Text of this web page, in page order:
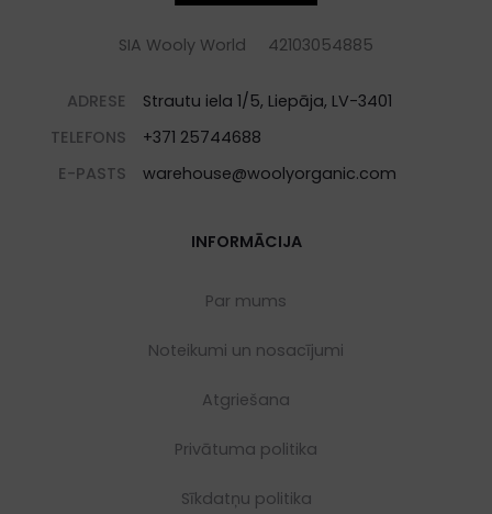
SIA Wooly World 42103054885
ADRESE
Strautu iela 1/5, Liepāja, LV-3401
TELEFONS
+371 25744688
E-PASTS
warehouse@woolyorganic.com
INFORMĀCIJA
Par mums
Noteikumi un nosacījumi
Atgriešana
Privātuma politika
Sīkdatņu politika